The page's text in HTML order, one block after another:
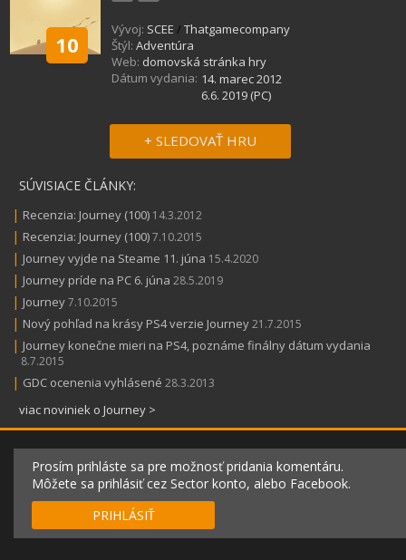
10
Vývoj: SCEE / Thatgamecompany
Štýl: Adventúra
Web: domovská stránka hry
Dátum vydania: 14. marec 2012
6.6. 2019 (PC)
+ SLEDOVAŤ HRU
SÚVISIACE ČLÁNKY:
| Recenzia: Journey (100) 14.3.2012
| Recenzia: Journey (100)7.10.2015
| Journey vyjde na Steame 11. júna 15.4.2020
| Journey príde na PC 6. júna 28.5.2019
| Journey7.10.2015
| Nový pohľad na krásy PS4 verzie Journey21.7.2015
| Journey konečne mieri na PS4, poznáme finálny dátum vydania
8.7.2015
| GDC ocenenia vyhlásené 28.3.2013
viac noviniek o Journey >
Prosím prihláste sa pre možnosť pridania komentáru.
Môžete sa prihlásiť cez Sector konto, alebo Facebook.
PRIHLÁSIŤ